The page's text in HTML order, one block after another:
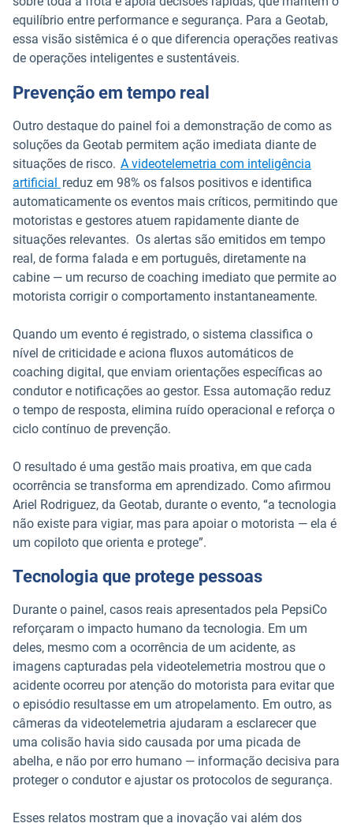
equilíbrio entre performance e segurança. Para a Geotab,
essa visão sistêmica é o que diferencia operações reativas
de operações inteligentes e sustentáveis.
Prevenção em tempo real
Outro destaque do painel foi a demonstração de como as
soluções da Geotab permitem ação imediata diante de
situações de risco. A videotelemetria com inteligência
artificial reduz em 98% os falsos positivos e identifica
automaticamente os eventos mais críticos, permitindo que
motoristas e gestores atuem rapidamente diante de
situações relevantes. Os alertas são emitidos em tempo
real, de forma falada e em português, diretamente na
cabine — um recurso de coaching imediato que permite ao
motorista corrigir o comportamento instantaneamente.
Quando um evento é registrado, o sistema classifica o
nível de criticidade e aciona fluxos automáticos de
coaching digital, que enviam orientações específicas ao
condutor e notificações ao gestor. Essa automação reduz
o tempo de resposta, elimina ruído operacional e reforça o
ciclo contínuo de prevenção.
O resultado é uma gestão mais proativa, em que cada
ocorrência se transforma em aprendizado. Como afirmou
Ariel Rodriguez, da Geotab, durante o evento, “a tecnologia
não existe para vigiar, mas para apoiar o motorista — ela é
um copiloto que orienta e protege”.
Tecnologia que protege pessoas
Durante o painel, casos reais apresentados pela PepsiCo
reforçaram o impacto humano da tecnologia. Em um
deles, mesmo com a ocorrência de um acidente, as
imagens capturadas pela videotelemetria mostrou que o
acidente ocorreu por atenção do motorista para evitar que
o episódio resultasse em um atropelamento. Em outro, as
câmeras da videotelemetria ajudaram a esclarecer que
uma colisão havia sido causada por uma picada de
abelha, e não por erro humano — informação decisiva para
proteger o condutor e ajustar os protocolos de segurança.
Esses relatos mostram que a inovação vai além dos